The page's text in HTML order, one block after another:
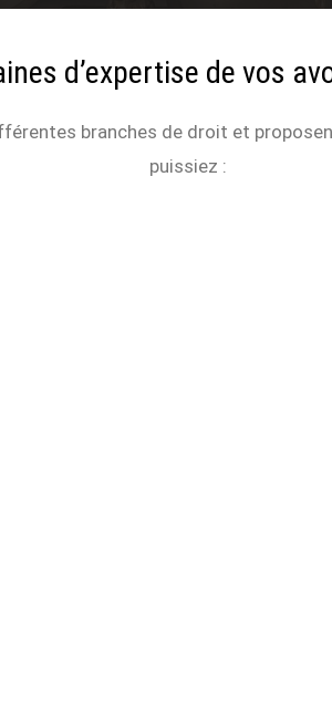
d’expertise de vos
branches de droit et
puissiez :